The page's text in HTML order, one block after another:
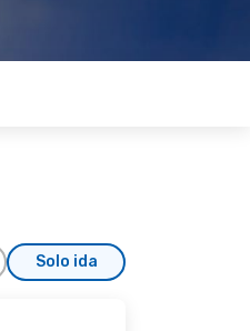
Solo ida